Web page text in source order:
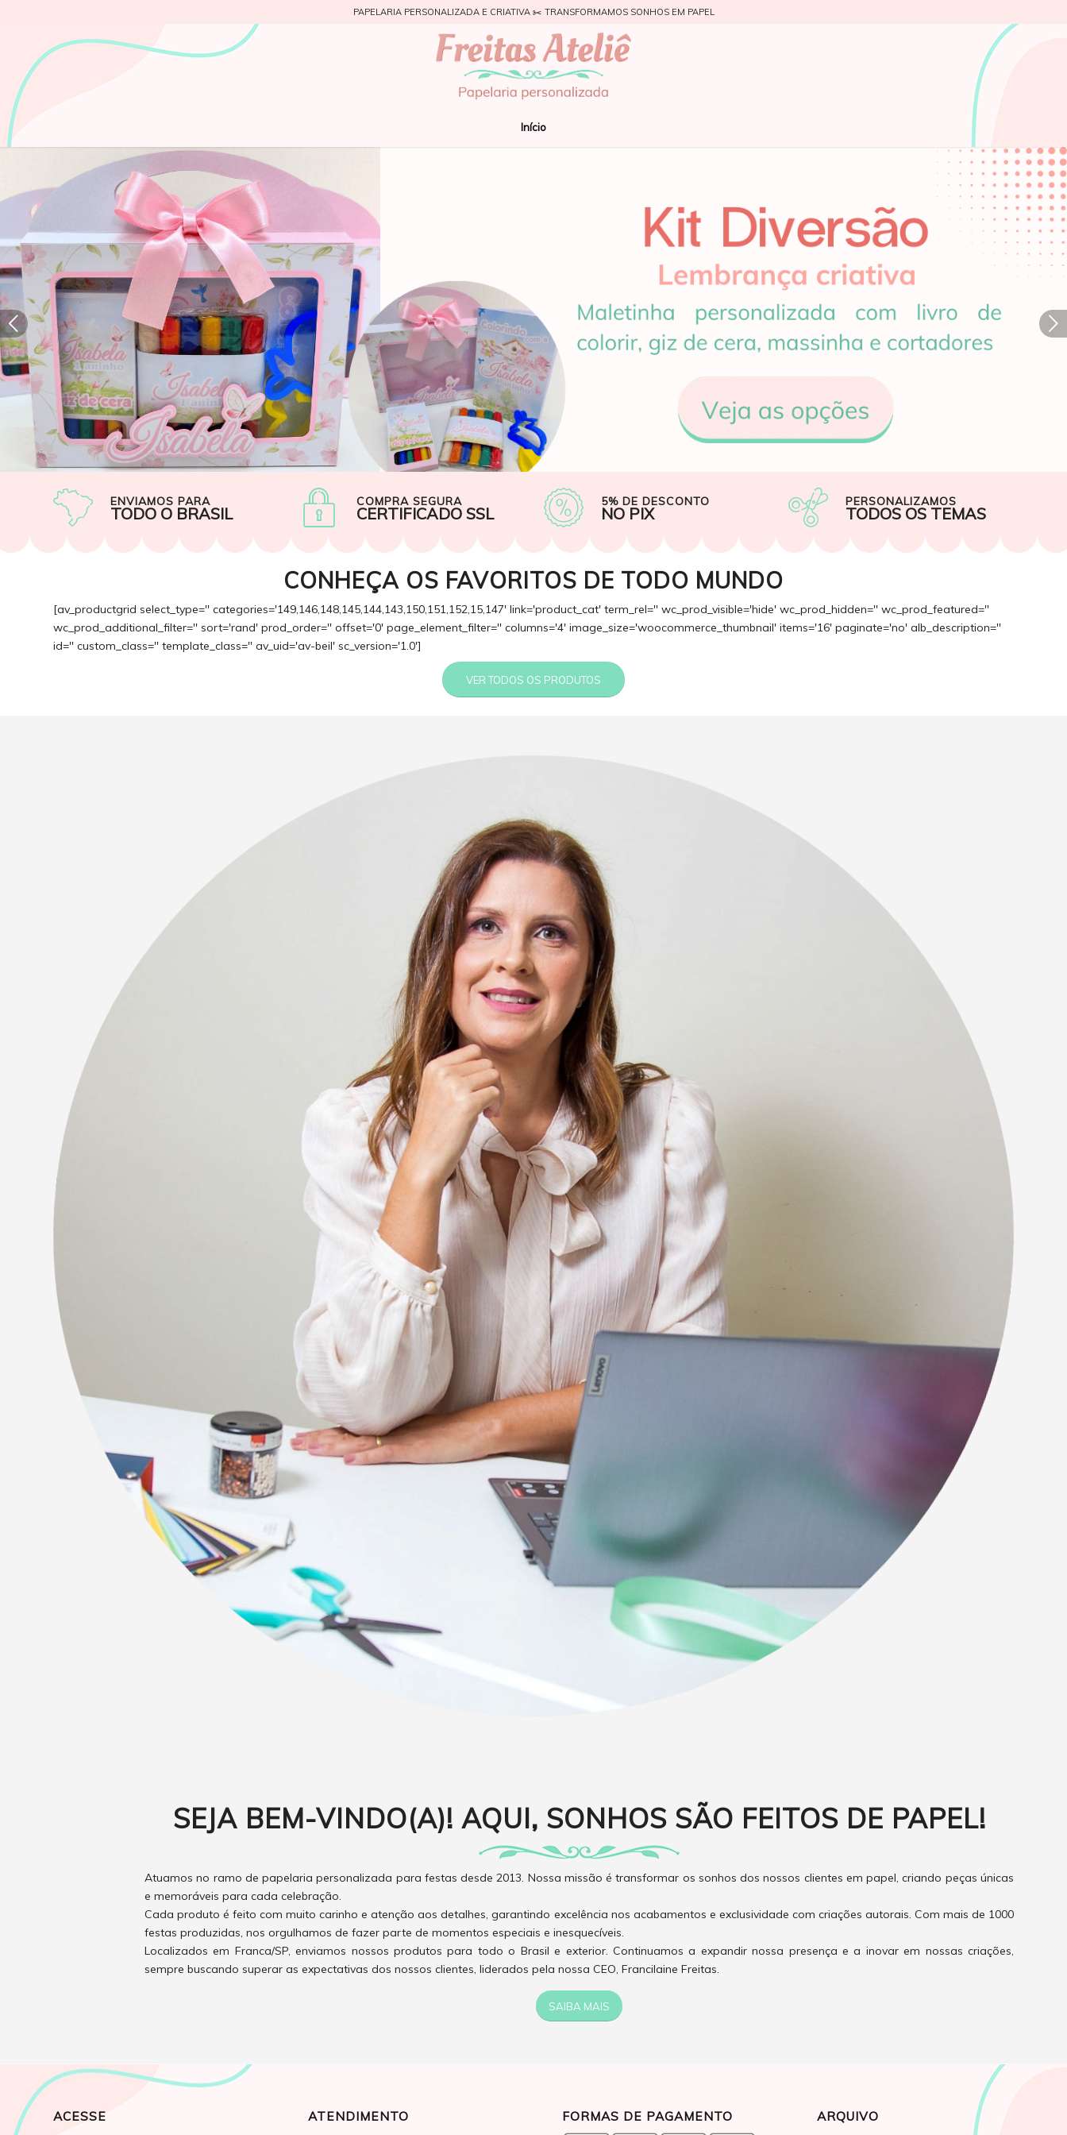
PAPELARIA PERSONALIZADA E CRIATIVA ✂️ TRANSFORMAMOS SONHOS EM PAPEL
Início
Próximo
ENVIAMOS PARA
TODO O BRASIL
COMPRA SEGURA
CERTIFICADO SSL
5% DE DESCONTO
NO PIX
PERSONALIZAMOS
TODOS OS TEMAS
CONHEÇA OS FAVORITOS DE TODO MUNDO
[av_productgrid select_type='' categories='149,146,148,145,144,143,150,151,152,15,147' link='product_cat' term_rel='' wc_prod_visible='hide' wc_prod_hidden='' wc_prod_featured=''
wc_prod_additional_filter='' sort='rand' prod_order='' offset='0' page_element_filter='' columns='4' image_size='woocommerce_thumbnail' items='16' paginate='no' alb_description=''
id='' custom_class='' template_class='' av_uid='av-beil' sc_version='1.0']
VER TODOS OS PRODUTOS
SEJA BEM-VINDO(A)! AQUI, SONHOS SÃO FEITOS DE PAPEL!
Atuamos no ramo de papelaria personalizada para festas desde 2013. Nossa missão é transformar os sonhos dos nossos clientes em papel, criando peças únicas
e memoráveis para cada celebração.
Cada produto é feito com muito carinho e atenção aos detalhes, garantindo excelência nos acabamentos e exclusividade com criações autorais. Com mais de 1000
festas produzidas, nos orgulhamos de fazer parte de momentos especiais e inesquecíveis.
Localizados em Franca/SP, enviamos nossos produtos para todo o Brasil e exterior. Continuamos a expandir nossa presença e a inovar em nossas criações,
sempre buscando superar as expectativas dos nossos clientes, liderados pela nossa CEO, Francilaine Freitas.
SAIBA MAIS
ACESSE ATENDIMENTO FORMAS DE PAGAMENTO ARQUIVO